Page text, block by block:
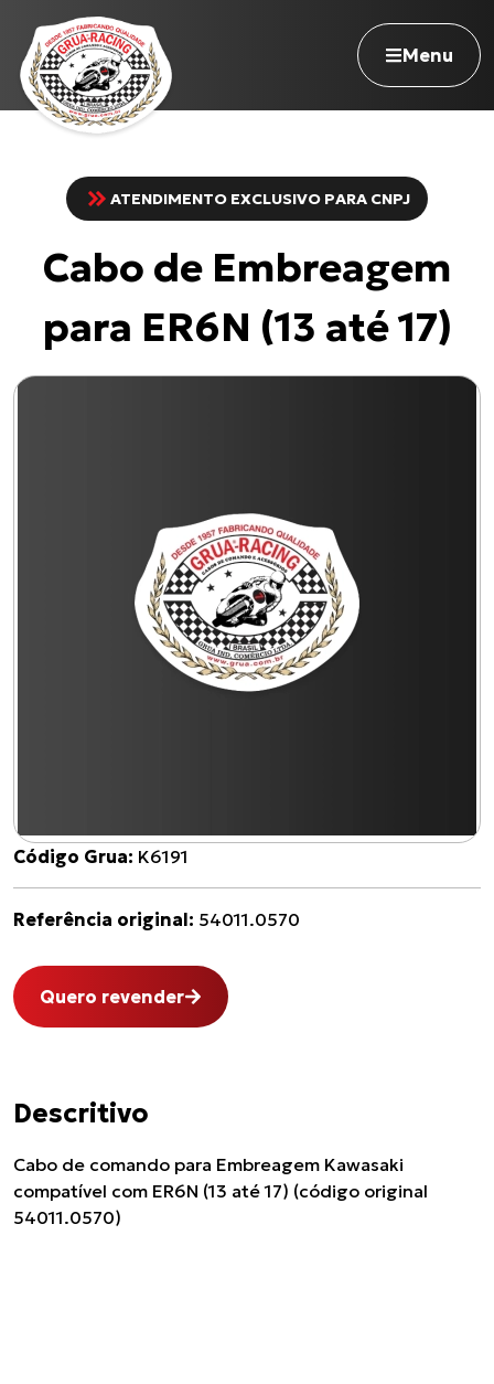
Menu
Navegue pelo site
Nossa história
Atuação
Seja revendedor
Onde comprar
ATENDIMENTO EXCLUSIVO PARA CNPJ
Cabo de Embreagem
para ER6N (13 até 17)
Código Grua: K6191
Referência original: 54011.0570
Quero revender
Descritivo
Cabo de comando para Embreagem Kawasaki
compatível com ER6N (13 até 17) (código original
54011.0570)